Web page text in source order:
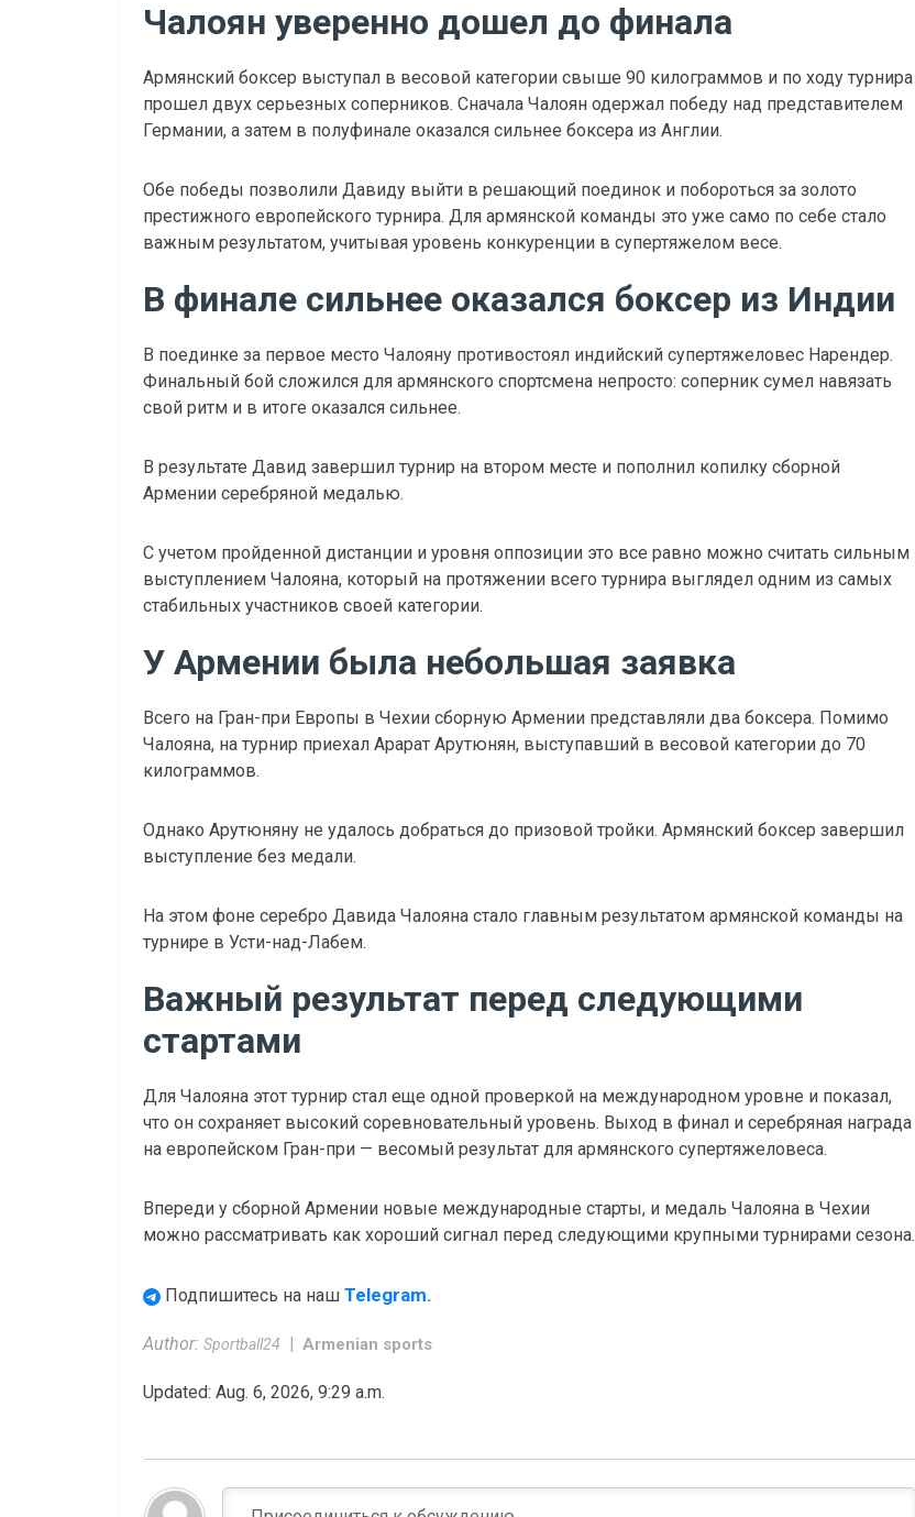
Чалоян уверенно дошел до финала
Армянский боксер выступал в весовой категории свыше 90 килограммов и по ходу турнира
прошел двух серьезных соперников. Сначала Чалоян одержал победу над представителем
Германии, а затем в полуфинале оказался сильнее боксера из Англии.
Обе победы позволили Давиду выйти в решающий поединок и побороться за золото
престижного европейского турнира. Для армянской команды это уже само по себе стало
важным результатом, учитывая уровень конкуренции в супертяжелом весе.
В финале сильнее оказался боксер из Индии
В поединке за первое место Чалояну противостоял индийский супертяжеловес Нарендер.
Финальный бой сложился для армянского спортсмена непросто: соперник сумел навязать
свой ритм и в итоге оказался сильнее.
В результате Давид завершил турнир на втором месте и пополнил копилку сборной
Армении серебряной медалью.
С учетом пройденной дистанции и уровня оппозиции это все равно можно считать сильным
выступлением Чалояна, который на протяжении всего турнира выглядел одним из самых
стабильных участников своей категории.
У Армении была небольшая заявка
Всего на Гран-при Европы в Чехии сборную Армении представляли два боксера. Помимо
Чалояна, на турнир приехал Арарат Арутюнян, выступавший в весовой категории до 70
килограммов.
Однако Арутюняну не удалось добраться до призовой тройки. Армянский боксер завершил
выступление без медали.
На этом фоне серебро Давида Чалояна стало главным результатом армянской команды на
турнире в Усти-над-Лабем.
Важный результат перед следующими
стартами
Для Чалояна этот турнир стал еще одной проверкой на международном уровне и показал,
что он сохраняет высокий соревновательный уровень. Выход в финал и серебряная награда
на европейском Гран-при — весомый результат для армянского супертяжеловеса.
Впереди у сборной Армении новые международные старты, и медаль Чалояна в Чехии
можно рассматривать как хороший сигнал перед следующими крупными турнирами сезона.
Подпишитесь на наш Telegram.
Author: Sportball24 Armenian sports
Updated: Aug. 6, 2026, 9:29 a.m.